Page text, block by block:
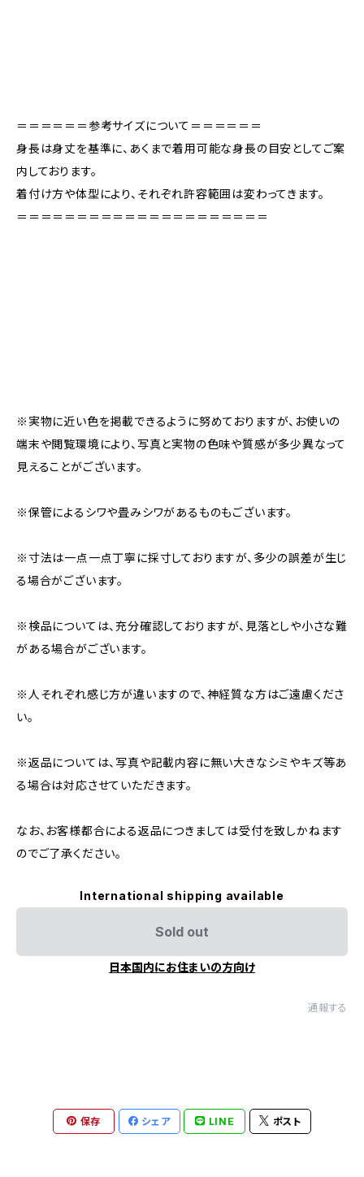
＝＝＝＝＝＝参考サイズについて＝＝＝＝＝＝
身長は身丈を基準に、あくまで着用可能な身長の目安としてご案
内しております。
着付け方や体型により、それぞれ許容範囲は変わってきます。
＝＝＝＝＝＝＝＝＝＝＝＝＝＝＝＝＝＝＝＝＝
※実物に近い色を掲載できるように努めておりますが、お使いの
端末や閲覧環境により、写真と実物の色味や質感が多少異なって
見えることがございます。
※保管によるシワや畳みシワがあるものもございます。
※寸法は一点一点丁寧に採寸しておりますが、多少の誤差が生じ
る場合がございます。
※検品については、充分確認しておりますが、見落としや小さな難
がある場合がございます。
※人それぞれ感じ方が違いますので、神経質な方はご遠慮くださ
い。
※返品については、写真や記載内容に無い大きなシミやキズ等あ
る場合は対応させていただきます。
なお、お客様都合による返品につきましては受付を致しかねます
のでご了承ください。
International shipping available
Sold out
日本国内にお住まいの方向け
通報する
保存 シェア LINE ポスト